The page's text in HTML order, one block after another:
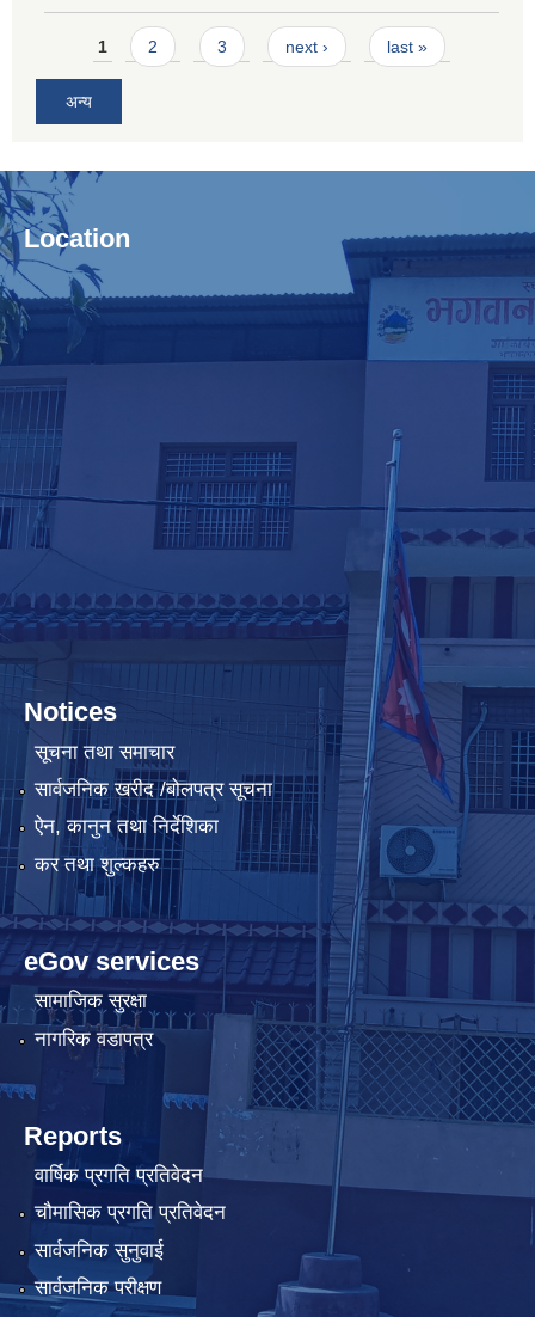
Pages
1 2 3 next › last »
अन्य
Location
Notices
सूचना तथा समाचार
सार्वजनिक खरीद /बोलपत्र सूचना
ऐन, कानुन तथा निर्देशिका
कर तथा शुल्कहरु
eGov services
सामाजिक सुरक्षा
नागरिक वडापत्र
Reports
वार्षिक प्रगति प्रतिवेदन
चौमासिक प्रगति प्रतिवेदन
सार्वजनिक सुनुवाई
सार्वजनिक परीक्षण